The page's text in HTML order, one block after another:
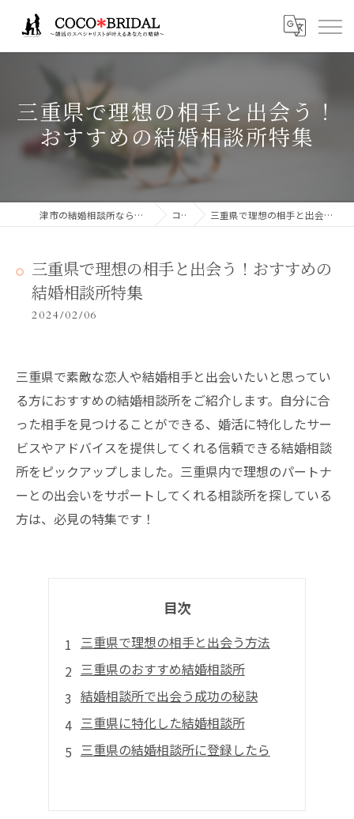
三重県で理想の相手と出会う！
おすすめの結婚相談所特集
津市の結婚相談所ならCocoBridalココブライダル コラム 三重県で理想の相手と出会う！おすすめの結婚相談所特集
三重県で理想の相手と出会う！おすすめの
結婚相談所特集
2024/02/06
三重県で素敵な恋人や結婚相手と出会いたいと思ってい
る方におすすめの結婚相談所をご紹介します。自分に合
った相手を見つけることができる、婚活に特化したサー
ビスやアドバイスを提供してくれる信頼できる結婚相談
所をピックアップしました。三重県内で理想のパートナ
ーとの出会いをサポートしてくれる相談所を探している
方は、必見の特集です！
目次
三重県で理想の相手と出会う方法
三重県のおすすめ結婚相談所
結婚相談所で出会う成功の秘訣
三重県に特化した結婚相談所
三重県の結婚相談所に登録したら